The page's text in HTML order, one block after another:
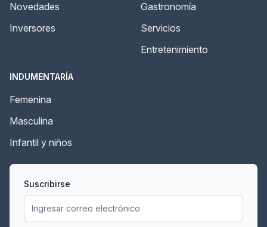
Novedades
Inversores
Gastronomía
Servicios
Entretenimiento
INDUMENTARÍA
Femenina
Masculina
Infantil y niños
Suscribirse